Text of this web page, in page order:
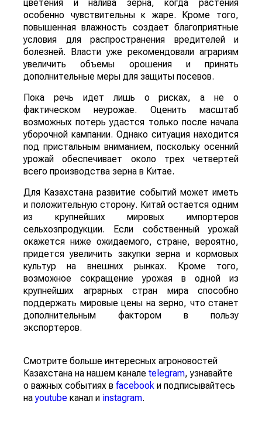
цветения и налива зерна, когда растения
особенно чувствительны к жаре. Кроме того,
повышенная влажность создает благоприятные
условия для распространения вредителей и
болезней. Власти уже рекомендовали аграриям
увеличить объемы орошения и принять
дополнительные меры для защиты посевов.
Пока речь идет лишь о рисках, а не о
фактическом неурожае. Оценить масштаб
возможных потерь удастся только после начала
уборочной кампании. Однако ситуация находится
под пристальным вниманием, поскольку осенний
урожай обеспечивает около трех четвертей
всего производства зерна в Китае.
Для Казахстана развитие событий может иметь
и положительную сторону. Китай остается одним
из крупнейших мировых импортеров
сельхозпродукции. Если собственный урожай
окажется ниже ожидаемого, стране, вероятно,
придется увеличить закупки зерна и кормовых
культур на внешних рынках. Кроме того,
возможное сокращение урожая в одной из
крупнейших аграрных стран мира способно
поддержать мировые цены на зерно, что станет
дополнительным фактором в пользу
экспортеров.
Смотрите больше интересных агроновостей
Казахстана на нашем канале telegram, узнавайте
о важных событиях в facebook и подписывайтесь
наyoutube канал и instagram.